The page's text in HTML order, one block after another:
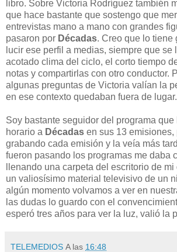
libro. Sobre Victoria Rodríguez también
que hace bastante que sostengo que
entrevistas mano a mano con grandes
pasaron por Décadas. Creo que lo tiene
lucir ese perfil a medias, siempre que se
acotado clima del ciclo, el corto tiempo
notas y compartirlas con otro conductor.
algunas preguntas de Victoria valían la
en ese contexto quedaban fuera de lugar.
Soy bastante seguidor del programa que
horario a Décadas en sus 13
grabando cada emisión y la veía más
fueron pasando los programas me daba
llenando una carpeta del escritorio de
un valiosísimo material televisivo de un
algún momento volvamos a ver en
las dudas lo guardo con el
esperó tres años para ver la luz, valió la
TELEMEDIOS A las 16:48